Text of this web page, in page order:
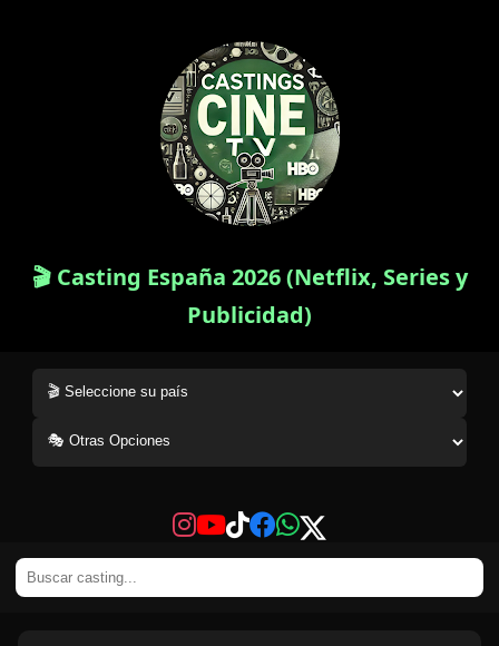
🎬 Casting España 2026 (Netflix, Series y
Publicidad)